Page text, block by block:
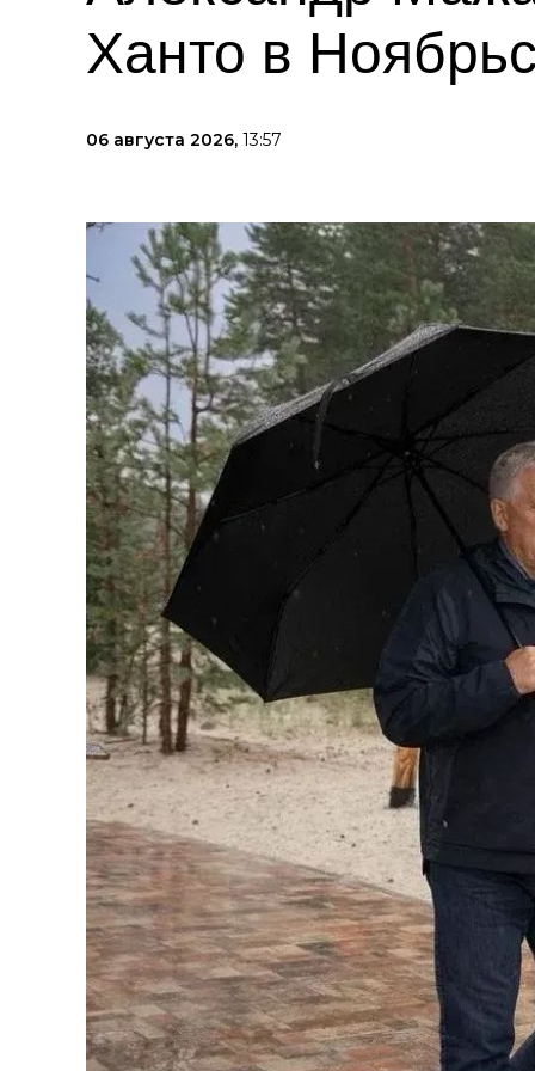
Ханто в
06 августа 2026, 13:57